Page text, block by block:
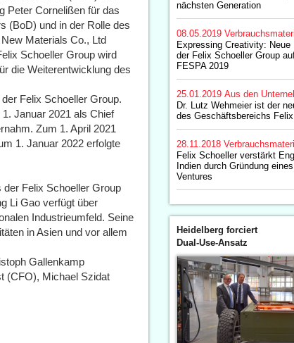
Peter Cornelißen für das
(BoD) und in der Rolle des
Materials Co., Ltd
Schoeller Group wird
die Weiterentwicklung des
Felix Schoeller Group.
Januar 2021 als Chief
Zum 1. April 2021
1. Januar 2022 erfolgte
der Felix Schoeller Group
Li Gao verfügt über
Industrieumfeld. Seine
in Asien und vor allem
Gallenkamp
(CFO), Michael Szidat
nächsten Generation
08.05.2019
Expressing Creativity: Neue
der Felix Schoeller Group
FESPA 2019
25.01.2019 Aus den
Dr. Lutz Wehmeier ist der
des Geschäftsbereichs
28.11.2018
Felix Schoeller verstärkt
Indien durch Gründung
Ventures
Heidelberg forciert
Dual-Use-Ansatz